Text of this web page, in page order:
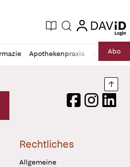
Zeitung
Aktuelle Ausgabe
Suche login
login
Apothekenpraxis RechtAbo
Logo
FacebookInstagram
Rechtliches
Allgemeine